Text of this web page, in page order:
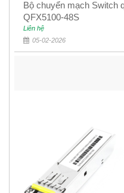
Bộ chuyển mạch Switch
QFX5100-48S
Liên hệ
05-02-2026